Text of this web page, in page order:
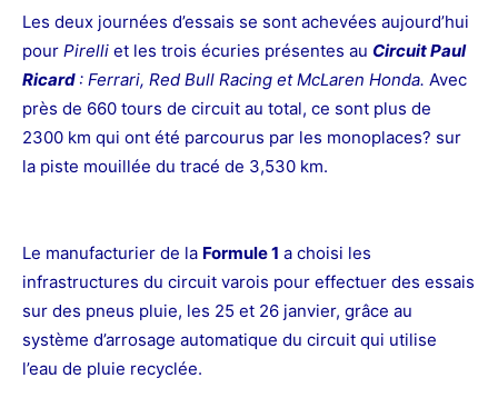
Les deux journées d’essais se sont achevées aujourd’hui
pour Pirelli et les trois écuries présentes au Circuit Paul
Ricard : Ferrari, Red Bull Racing et McLaren Honda. Avec
près de 660 tours de circuit au total, ce sont plus de
2300 km qui ont été parcourus par les monoplaces? sur
la piste mouillée du tracé de 3,530 km.
Le manufacturier de la Formule 1 a choisi les
infrastructures du circuit varois pour effectuer des essais
sur des pneus pluie, les 25 et 26 janvier, grâce au
système d’arrosage automatique du circuit qui utilise
l’eau de pluie recyclée.